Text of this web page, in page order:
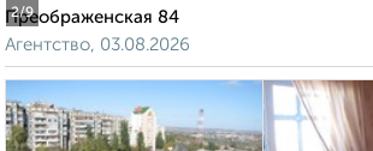
2/9
Преображенская 84
Агентство, 03.08.2026